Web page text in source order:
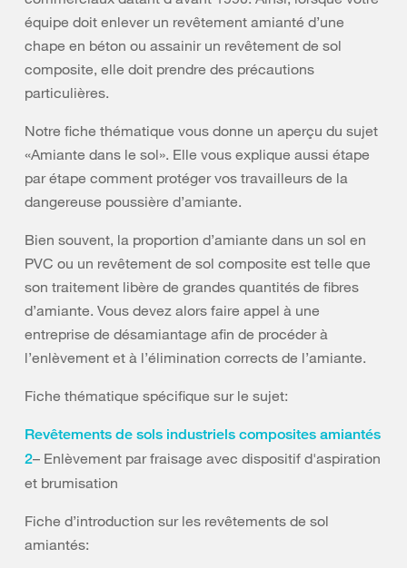
équipe doit enlever un revêtement amianté d’une
chape en béton ou assainir un revêtement de sol
composite, elle doit prendre des précautions
particulières.
Notre fiche thématique vous donne un aperçu du sujet
«Amiante dans le sol». Elle vous explique aussi étape
par étape comment protéger vos travailleurs de la
dangereuse poussière d’amiante.
Bien souvent, la proportion d’amiante dans un sol en
PVC ou un revêtement de sol composite est telle que
son traitement libère de grandes quantités de fibres
d’amiante. Vous devez alors faire appel à une
entreprise de désamiantage afin de procéder à
l’enlèvement et à l’élimination corrects de l’amiante.
Fiche thématique spécifique sur le sujet:
Revêtements de sols industriels composites amiantés
2– Enlèvement par fraisage avec dispositif d'aspiration
et brumisation
Fiche d’introduction sur les revêtements de sol
amiantés: